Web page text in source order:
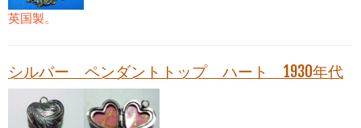
英国製。
シルバー ペンダントトップ ハート 1930年代